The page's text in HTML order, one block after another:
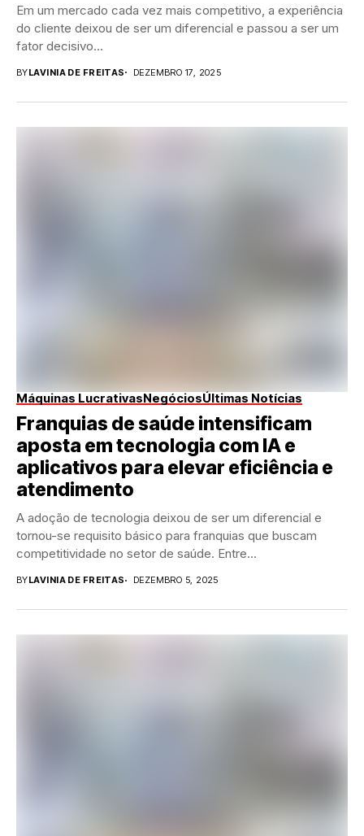
Em um mercado cada vez mais competitivo, a experiência
do cliente deixou de ser um diferencial e passou a ser um
fator decisivo...
BYLAVINIA DE FREITAS DEZEMBRO 17, 2025
Máquinas LucrativasNegóciosÚltimas Notícias
Franquias de saúde intensificam
aposta em tecnologia com IA e
aplicativos para elevar eficiência e
atendimento
A adoção de tecnologia deixou de ser um diferencial e
tornou-se requisito básico para franquias que buscam
competitividade no setor de saúde. Entre...
BYLAVINIA DE FREITAS DEZEMBRO 5, 2025